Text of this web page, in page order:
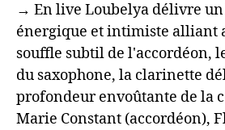
→ En live Loubelya délivre
énergique et intimiste alliant
souffle subtil de l'accordéon,
du saxophone, la clarinette
profondeur envoûtante de la
Marie Constant (accordéon),